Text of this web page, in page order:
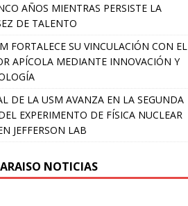
AÑOS MIENTRAS PERSISTE LA
DE TALENTO
FORTALECE SU VINCULACIÓN CON EL
APÍCOLA MEDIANTE INNOVACIÓN Y
DE LA USM AVANZA EN LA SEGUNDA
EXPERIMENTO DE FÍSICA NUCLEAR
JEFFERSON LAB
NOTICIAS